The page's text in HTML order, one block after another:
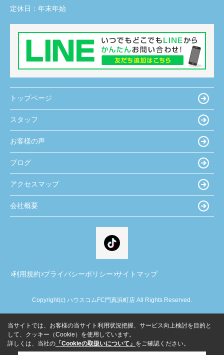
定休日： 年末年始
トップページ
スタッフ
お客様の声
ブログ
アクセスマップ
会社概要
利用規約 プライバシーポリシー サイトマップ
Copyright(c) ハウスコムFC門真浜町店 All Rights Reserved.
当サイトでは、お客様の当サイト利用状況把握、サービス向上検討を目的と
して、クッキー（Cookie）を使用しています。
詳しくは、当社の 「Cookieの取扱いについて」 をご確認ください。